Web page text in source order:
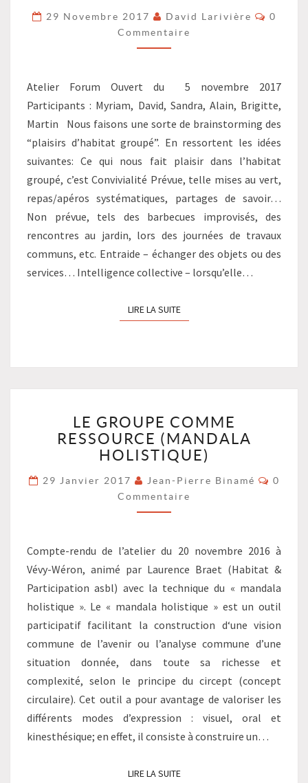
?
>
29 Novembre 2017 David Larivière
0
Commentaire
Atelier Forum Ouvert du 5 novembre 2017
Participants : Myriam, David, Sandra, Alain, Brigitte,
Martin Nous faisons une sorte de brainstorming des
“plaisirs d’habitat groupé”. En ressortent les idées
suivantes: Ce qui nous fait plaisir dans l’habitat
groupé, c’est Convivialité Prévue, telle mises au vert,
repas/apéros systématiques, partages de savoir…
Non prévue, tels des barbecues improvisés, des
rencontres au jardin, lors des journées de travaux
communs, etc. Entraide – échanger des objets ou des
services… Intelligence collective – lorsqu’elle…
LIRE LA SUITELIRE LA SUITE
GROUPE
COMME
RESSOURCE
HOLISTIQUE)
?
>
LE GROUPE COMME
RESSOURCE (MANDALA
HOLISTIQUE)
29 Janvier 2017 Jean-Pierre Binamé
0
Commentaire
Compte-rendu de l’atelier du 20 novembre 2016 à
Vévy-Wéron, animé par Laurence Braet (Habitat &
Participation asbl) avec la technique du « mandala
holistique ». Le « mandala holistique » est un outil
participatif facilitant la construction d‘une vision
commune de l’avenir ou l’analyse commune d’une
situation donnée, dans toute sa richesse et
complexité, selon le principe du circept (concept
circulaire). Cet outil a pour avantage de valoriser les
différents modes d’expression : visuel, oral et
kinesthésique; en effet, il consiste à construire un…
LIRE LA SUITELIRE LA SUITE